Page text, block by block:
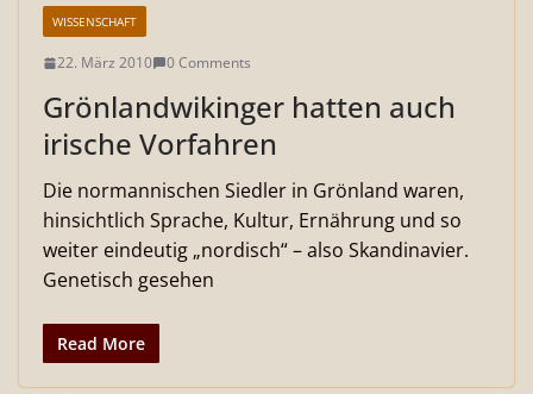
WISSENSCHAFT
22. März 2010 0 Comments
Grönlandwikinger hatten auch
irische Vorfahren
Die normannischen Siedler in Grönland waren,
hinsichtlich Sprache, Kultur, Ernährung und so
weiter eindeutig „nordisch“ – also Skandinavier.
Genetisch gesehen
Read More